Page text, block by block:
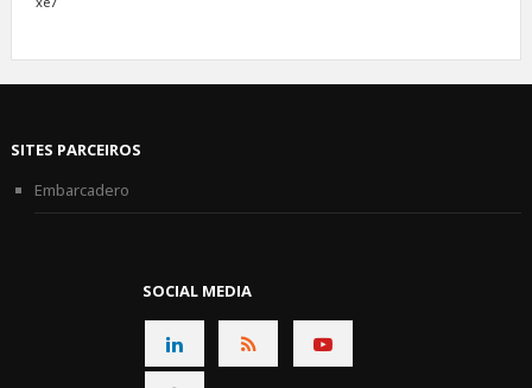
SITES PARCEIROS
Embarcadero
SOCIAL MEDIA
CONNECT
ON
CONNECT
ON